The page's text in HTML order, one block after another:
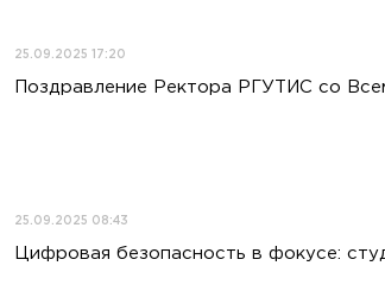
25.09.2025 17:20
Поздравление Ректора РГУТИС со
25.09.2025 08:43
Цифровая безопасность в фокусе: